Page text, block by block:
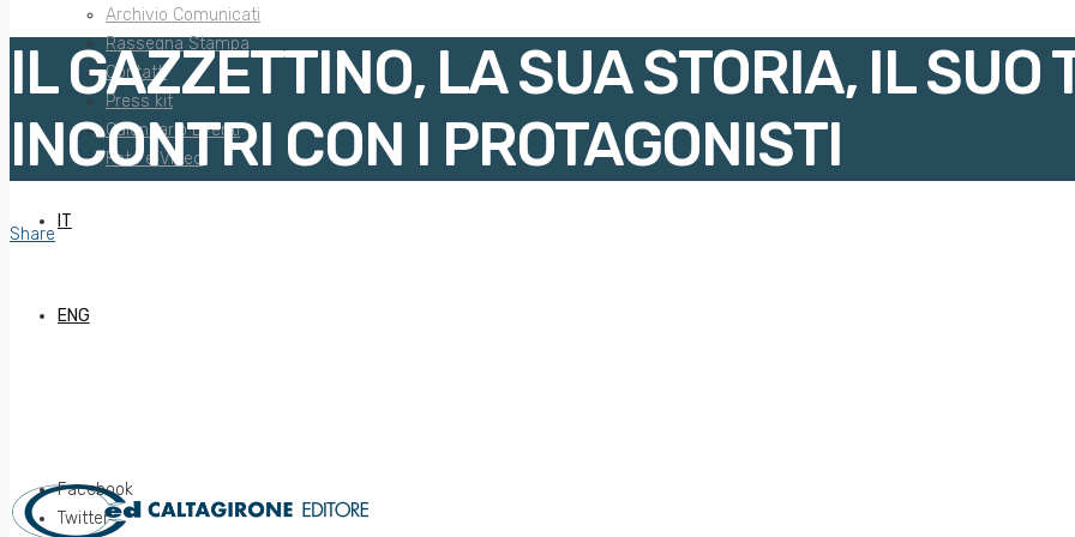
Archivio Comunicati
Rassegna Stampa
Contatti
Press kit
Calendario Eventi
Foto e Video
IT
ENG
IL GAZZETTINO, LA SUA STORIA, IL SUO
INCONTRI CON I PROTAGONISTI
Share
Facebook
Twitter